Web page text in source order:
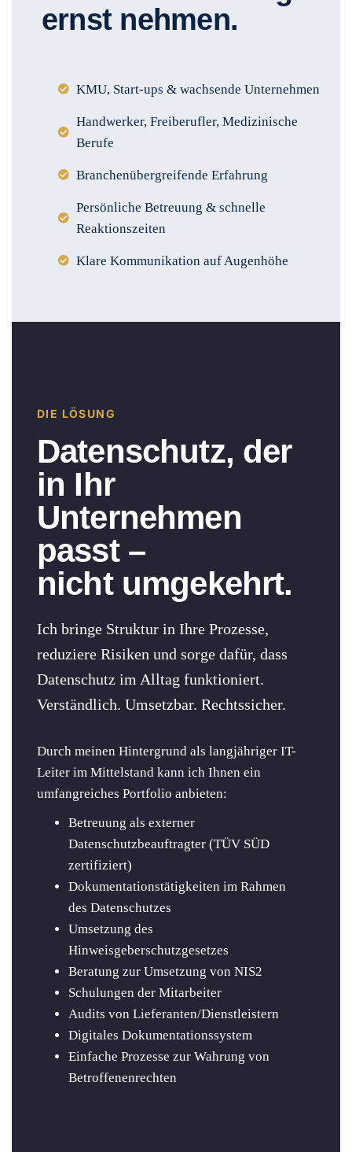
ernst nehmen.
KMU, Start-ups & wachsende Unternehmen
Handwerker, Freiberufler, Medizinische
Berufe
Branchenübergreifende Erfahrung
Persönliche Betreuung & schnelle
Reaktionszeiten
Klare Kommunikation auf Augenhöhe
DIE LÖSUNG
Datenschutz, der
in Ihr
Unternehmen
passt –
nicht umgekehrt.
Ich bringe Struktur in Ihre Prozesse,
reduziere Risiken und sorge dafür, dass
Datenschutz im Alltag funktioniert.
Verständlich. Umsetzbar. Rechtssicher.
Durch meinen Hintergrund als langjähriger IT-
Leiter im Mittelstand kann ich Ihnen ein
umfangreiches Portfolio anbieten:
Betreuung als externer
Datenschutzbeauftragter (TÜV SÜD
zertifiziert)
Dokumentationstätigkeiten im Rahmen
des Datenschutzes
Umsetzung des
Hinweisgeberschutzgesetzes
Beratung zur Umsetzung von NIS2
Schulungen der Mitarbeiter
Audits von Lieferanten/Dienstleistern
Digitales Dokumentationssystem
Einfache Prozesse zur Wahrung von
Betroffenenrechten